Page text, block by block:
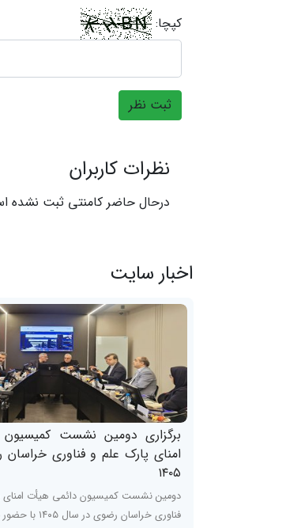
کپچا:
ثبت نظر
نظرات کاربران
درحال حاضر کامنتی ثبت نشده
اخبار سایت
برگزاری دومین نشست
امنای پارک علم و فناوری
۱۴۰۵
دومین نشست کمیسیون دائمی هیأت امنای
فناوری خراسان رضوی در سال ۱۴۰۵ با حضور مسئولان وزارت…